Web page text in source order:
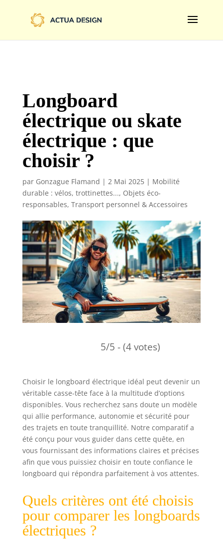
family=Limelight&display=swap');
Longboard
électrique ou skate
électrique : que
choisir ?
par Gonzague Flamand | 2 Mai 2025| Mobilité
durable : vélos, trottinettes..., Objets éco-
responsables, Transport personnel & Accessoires
5/5 - (4 votes)
Choisir le longboard électrique idéal peut devenir un
véritable casse-tête face à la multitude d’options
disponibles. Vous recherchez sans doute un modèle
qui allie performance, autonomie et sécurité pour
des trajets en toute tranquillité. Notre comparatif a
été conçu pour vous guider dans cette quête, en
vous fournissant des informations claires et précises
afin que vous puissiez choisir en toute confiance le
longboard qui répondra parfaitement à vos attentes.
Quels critères ont été choisis
pour comparer les longboards
électriques ?